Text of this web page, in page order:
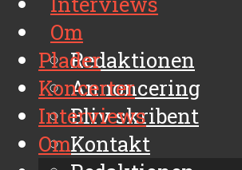
Om
Redaktionen
Annoncering
Bliv skribent
Kontakt
Plader
Koncerter
Interviews
Om